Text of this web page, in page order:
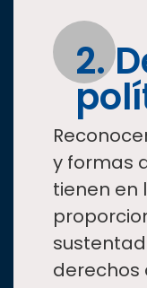
2.
y formas
tienen en
derechos